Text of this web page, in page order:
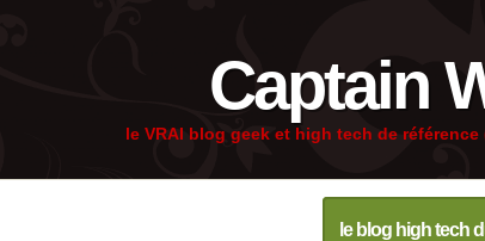
Captain
le VRAI blog geek et high tech de référence
le blog high tech